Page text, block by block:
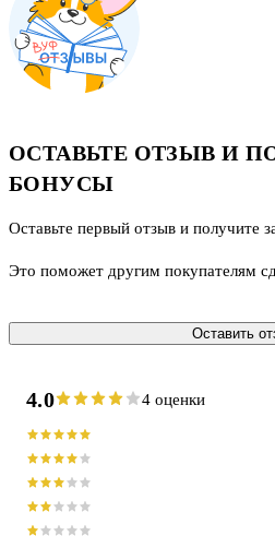
ОСТАВЬТЕ ОТЗЫВ И
БОНУСЫ
Оставьте первый отзыв и получите
Это поможет другим покупателям
Оставить
4.0 4 оценки